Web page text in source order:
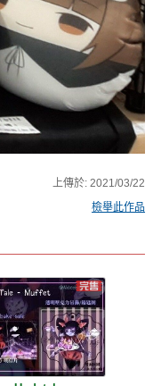
上傳於:2021/03/22
檢舉此作品